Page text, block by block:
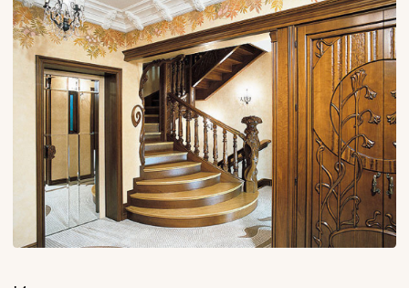
Капители
Кронштейны
Розетки
Резной погонаж
г. Щелково, ул. Московская, д. 68а, стр. 1
КАТАЛОГ